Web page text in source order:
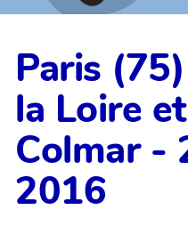
Paris
la Loire
Colmar -
2016